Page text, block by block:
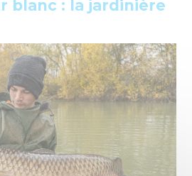
blanc : la jardinière